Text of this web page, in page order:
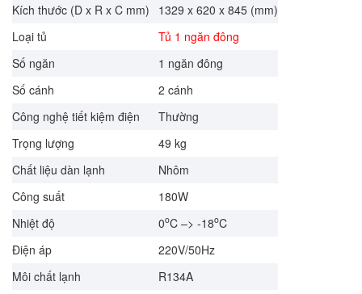
Kích thước (D x R x C mm)
1329 x 620 x 845 (mm)
Loại tủ
Tủ 1 ngăn đông
Số ngăn
1 ngăn đông
Số cánh
2 cánh
Công nghệ tiết kiệm điện
Thường
Trọng lượng
49 kg
Chất liệu dàn lạnh
Nhôm
Công suất
180W
Nhiệt độ
0oC –> -18oC
Điện áp
220V/50Hz
Môi chất lạnh
R134A